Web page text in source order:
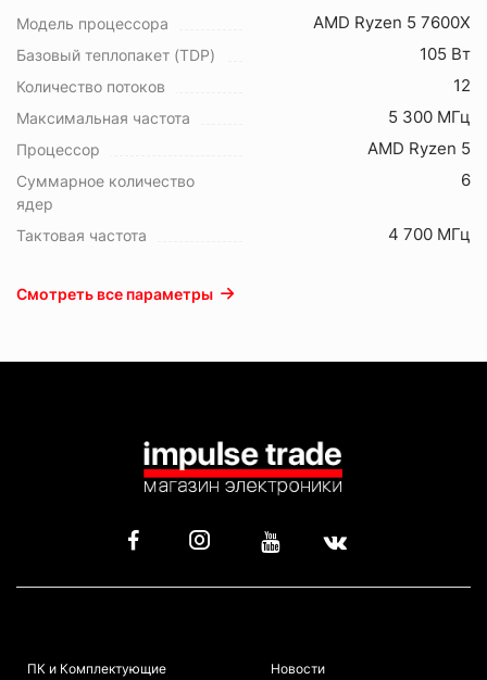
Модель процессора AMD Ryzen 5 7600X
Базовый теплопакет (TDP) 105 Вт
Количество потоков 12
Максимальная частота 5 300 МГц
Процессор AMD Ryzen 5
Суммарное количество
ядер
6
Тактовая частота 4 700 МГц
Смотреть все параметры
ПК и Комплектующие Новости